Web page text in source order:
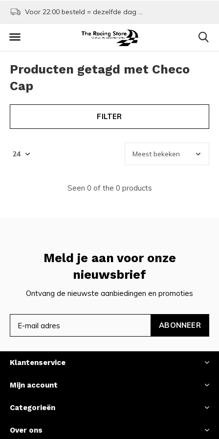
Voor 22:00 besteld = dezelfde dag verzonden!
Producten getagd met Checo
Cap
FILTER
Seen 0 of the 0 products
Meld je aan voor onze
nieuwsbrief
Ontvang de nieuwste aanbiedingen en promoties
ABONNEER
Klantenservice
Mijn account
Categorieën
Over ons